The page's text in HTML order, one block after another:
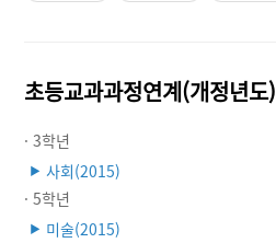
초등교과과정연계(개정년도)
· 3학년
▶ 사회(2015)
· 5학년
▶ 미술(2015)